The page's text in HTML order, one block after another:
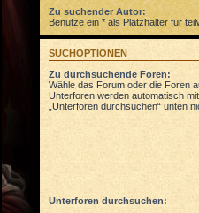
Zu suchender Autor:
Benutze ein * als Platzhalter für
SUCHOPTIONEN
Zu durchsuchende Foren:
Wähle das Forum oder die Foren
Unterforen werden automatisch
„Unterforen durchsuchen“ unten
Unterforen durchsuchen: